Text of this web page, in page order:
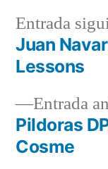
Entrada
Pildoras
Cosme
Entrada
Juan
Lessons